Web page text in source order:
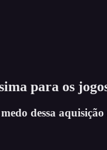
para os
dessa